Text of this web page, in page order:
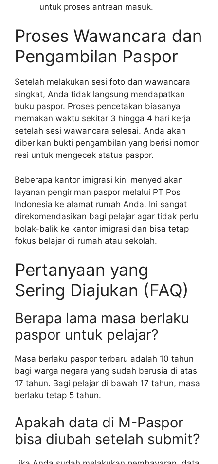
untuk proses antrean masuk.
Proses Wawancara dan
Pengambilan Paspor
Setelah melakukan sesi foto dan wawancara
singkat, Anda tidak langsung mendapatkan
buku paspor. Proses pencetakan biasanya
memakan waktu sekitar 3 hingga 4 hari kerja
setelah sesi wawancara selesai. Anda akan
diberikan bukti pengambilan yang berisi nomor
resi untuk mengecek status paspor.
Beberapa kantor imigrasi kini menyediakan
layanan pengiriman paspor melalui PT Pos
Indonesia ke alamat rumah Anda. Ini sangat
direkomendasikan bagi pelajar agar tidak perlu
bolak-balik ke kantor imigrasi dan bisa tetap
fokus belajar di rumah atau sekolah.
Pertanyaan yang
Sering Diajukan (FAQ)
Berapa lama masa berlaku
paspor untuk pelajar?
Masa berlaku paspor terbaru adalah 10 tahun
bagi warga negara yang sudah berusia di atas
17 tahun. Bagi pelajar di bawah 17 tahun, masa
berlaku tetap 5 tahun.
Apakah data di M-Paspor
bisa diubah setelah submit?